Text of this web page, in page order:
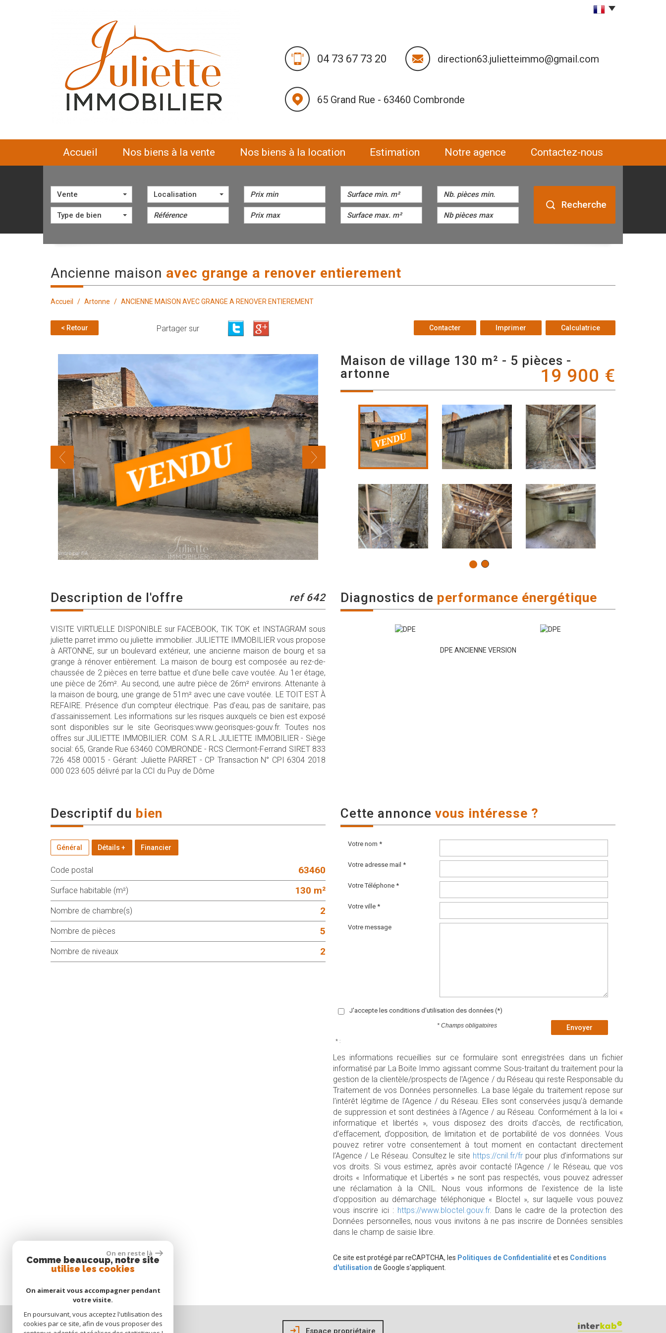
04 73 67 73 20 direction63.julietteimmo@gmail.com
65 Grand Rue - 63460 Combronde
accueil nos biens à la vente nos biens à la location estimation notre agence contactez-nous
Vente
Type de bien
Localisation
Recherche
ancienne maison avec grange a renover entierement
Accueil Artonne ANCIENNE MAISON AVEC GRANGE A RENOVER ENTIEREMENT
< Retour Partager sur Contacter Imprimer Calculatrice
maison de village 130 m² - 5 pièces -
artonne
19 900 €
description de l'offre ref 642
VISITE VIRTUELLE DISPONIBLE sur FACEBOOK, TIK TOK et INSTAGRAM sous
juliette parret immo ou juliette immobilier. JULIETTE IMMOBILIER vous propose
à ARTONNE, sur un boulevard extérieur, une ancienne maison de bourg et sa
grange à rénover entièrement. La maison de bourg est composée au rez-de-
chaussée de 2 pièces en terre battue et d'une belle cave voutée. Au 1er étage,
une pièce de 26m². Au second, une autre pièce de 26m² environs. Attenante à
la maison de bourg, une grange de 51m² avec une cave voutée. LE TOIT EST À
REFAIRE. Présence d'un compteur électrique. Pas d'eau, pas de sanitaire, pas
d'assainissement. Les informations sur les risques auxquels ce bien est exposé
sont disponibles sur le site Georisques:www.georisques-gouv.fr. Toutes nos
offres sur JULIETTE IMMOBILIER. COM. S.A.R.L JULIETTE IMMOBILIER - Siège
social: 65, Grande Rue 63460 COMBRONDE - RCS Clermont-Ferrand SIRET 833
726 458 00015 - Gérant: Juliette PARRET - CP Transaction N° CPI 6304 2018
000 023 605 délivré par la CCI du Puy de Dôme
diagnostics de performance énergétique
DPE ANCIENNE VERSION
descriptif du bien
Général Détails + Financier
Code postal 63460
Surface habitable (m²) 130 m²
Nombre de chambre(s) 2
Nombre de pièces 5
Nombre de niveaux 2
cette annonce vous intéresse ?
Votre nom *
Votre adresse mail *
Votre Téléphone *
Votre ville *
Votre message
J'accepte les conditions d'utilisation des données (*)
Envoyer
* Champs obligatoires
* :
Les informations recueillies sur ce formulaire sont enregistrées dans un fichier
informatisé par La Boite Immo agissant comme Sous-traitant du traitement pour la
gestion de la clientèle/prospects de l'Agence / du Réseau qui reste Responsable du
Traitement de vos Données personnelles. La base légale du traitement repose sur
l'intérêt légitime de l'Agence / du Réseau. Elles sont conservées jusqu'à demande
de suppression et sont destinées à l'Agence / au Réseau. Conformément à la loi «
informatique et libertés », vous disposez des droits d’accès, de rectification,
d’effacement, d’opposition, de limitation et de portabilité de vos données. Vous
pouvez retirer votre consentement à tout moment en contactant directement
l’Agence / Le Réseau. Consultez le site https://cnil.fr/frpour plus d’informations sur
vos droits. Si vous estimez, après avoir contacté l'Agence / le Réseau, que vos
droits « Informatique et Libertés » ne sont pas respectés, vous pouvez adresser
une réclamation à la CNIL. Nous vous informons de l’existence de la liste
d'opposition au démarchage téléphonique « Bloctel », sur laquelle vous pouvez
vous inscrire ici : https://www.bloctel.gouv.fr. Dans le cadre de la protection des
Données personnelles, nous vous invitons à ne pas inscrire de Données sensibles
dans le champ de saisie libre.
Ce site est protégé par reCAPTCHA, les Politiques de Confidentialitéet es Conditions
d'utilisation de Google s'appliquent.
Nous suivre sur Espace propriétaire
On en reste là
Comme beaucoup, notre site
utilise les cookies
On aimerait vous accompagner pendant
votre visite.
En poursuivant, vous acceptez l'utilisation des
cookies par ce site, afin de vous proposer des